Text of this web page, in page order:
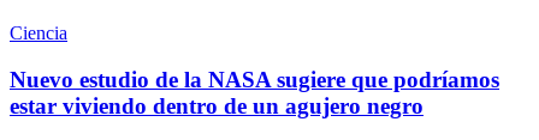
Ciencia
Nuevo estudio de la NASA sugiere que podríamos
estar viviendo dentro de un agujero negro